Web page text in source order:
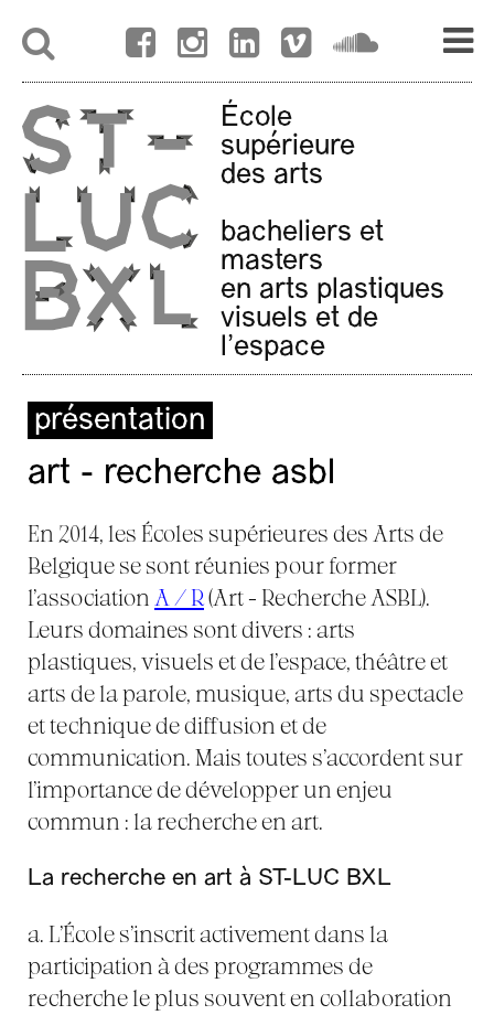
École
supérieure
des arts
bacheliers et
masters
en arts plastiques
visuels et de
l'espace
présentation
art - recherche asbl
En 2014, les Écoles supérieures des Arts de
Belgique se sont réunies pour former
l’association A / R(Art - Recherche ASBL).
Leurs domaines sont divers : arts
plastiques, visuels et de l’espace, théâtre et
arts de la parole, musique, arts du spectacle
et technique de diffusion et de
communication. Mais toutes s’accordent sur
l’importance de développer un enjeu
commun : la recherche en art.
La recherche en art à ST-LUC BXL
a. L’École s’inscrit activement dans la
participation à des programmes de
recherche le plus souvent en collaboration